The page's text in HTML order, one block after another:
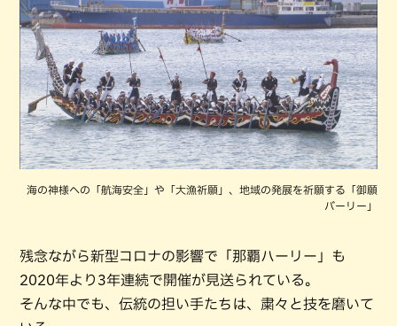
海の神様への「航海安全」や「大漁祈願」、地域の発展を祈願する「御願
バーリー」
残念ながら新型コロナの影響で「那覇ハーリー」も
2020年より3年連続で開催が見送られている。
そんな中でも、伝統の担い手たちは、粛々と技を磨いて